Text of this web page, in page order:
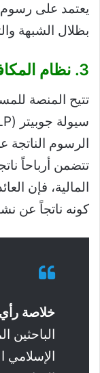
يعتمد على رسوم
بظلال الشبهة
3. نظام المكافآت وحوض JLP
تتيح المنصة
الرسوم الناتجة
تتضمن أرباحاً
المالية، فإن
كونه ناتجاً عن
خلاصة
الباحثين
الإسلامي